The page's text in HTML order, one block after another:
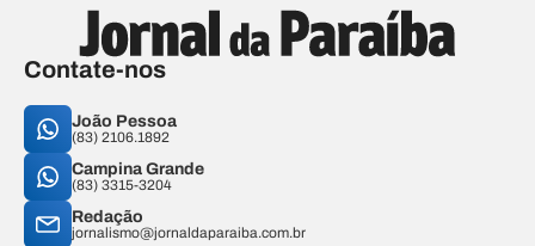
Contate-nos
João Pessoa
(83) 2106.1892
Campina Grande
(83) 3315-3204
Redação
jornalismo@jornaldaparaiba.com.br